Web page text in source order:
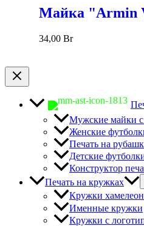
Майка "Armin
34,00 Br
Мужские майки
Женские
Печать на
Детские
Конструктор
Печать на кружках
Кружки хамелеон
Именные кружки
Кружки с